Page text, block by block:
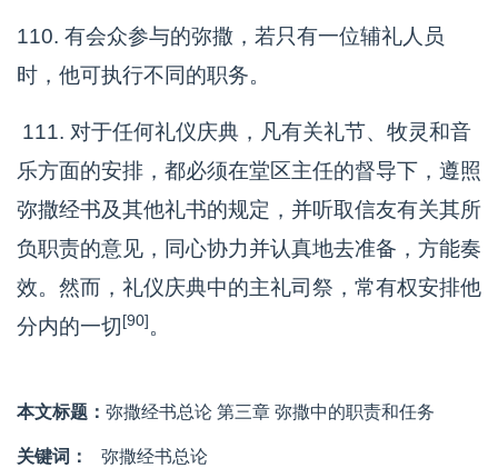
110. 有会众参与的弥撒，若只有一位辅礼人员
时，他可执行不同的职务。
111. 对于任何礼仪庆典，凡有关礼节、牧灵和音
乐方面的安排，都必须在堂区主任的督导下，遵照
弥撒经书及其他礼书的规定，并听取信友有关其所
负职责的意见，同心协力并认真地去准备，方能奏
效。然而，礼仪庆典中的主礼司祭，常有权安排他
分内的一切[90]。
本文标题： 弥撒经书总论 第三章 弥撒中的职责和任务
关键词： 弥撒经书总论